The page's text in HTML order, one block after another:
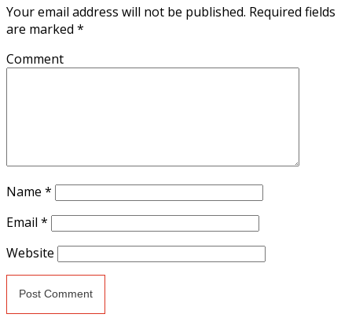
Your email address will not be published. Required fields
are marked *
Comment
Name *
Email *
Website